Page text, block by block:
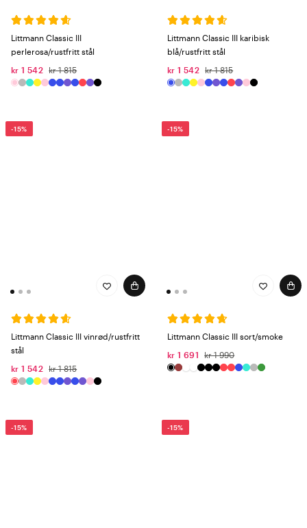
Littmann Classic III
perlerosa/rustfritt stål
kr 1 542 kr 1 815
Littmann Classic III karibisk
blå/rustfritt stål
kr 1 542 kr 1 815
-15%
Littmann Classic III vinrød/rustfritt
stål
kr 1 542 kr 1 815
-15%
Littmann Classic III sort/smoke
kr 1 691
kr 1 990
-15% -15%